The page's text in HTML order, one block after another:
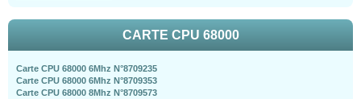
CARTE CPU 68000
Carte CPU 68000 6Mhz N°8709235
Carte CPU 68000 6Mhz N°8709353
Carte CPU 68000 8Mhz N°8709573